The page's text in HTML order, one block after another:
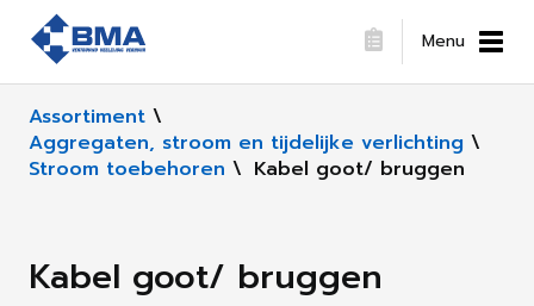
Menu
Assortiment \
Aggregaten, stroom en tijdelijke verlichting \
Stroom toebehoren \ Kabel goot/ bruggen
Kabel goot/ bruggen